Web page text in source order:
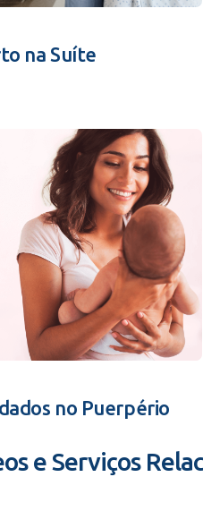
na Suíte
no Puerpério
e Serviços